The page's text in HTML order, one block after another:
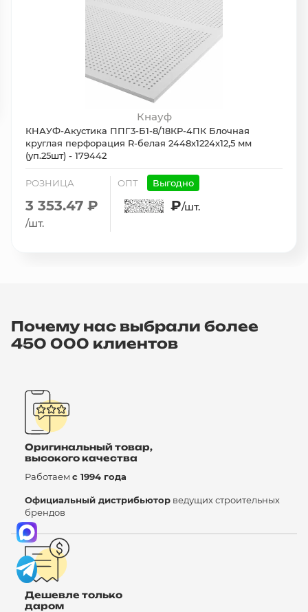
Кнауф
КНАУФ-Акустика ППГ3-Б1-8/18КР-4ПК Блочная
круглая перфорация R-белая 2448х1224х12,5 мм
(уп.25шт) - 179442
РОЗНИЦА
3 353.47 ₽
/шт.
ОПТ Выгодно
₽/шт.
Почему нас выбрали более
450 000 клиентов
Оригинальный товар,
высокого качества
Работаем с 1994 года
Официальный дистрибьютор ведущих строительных
брендов
Дешевле только
даром